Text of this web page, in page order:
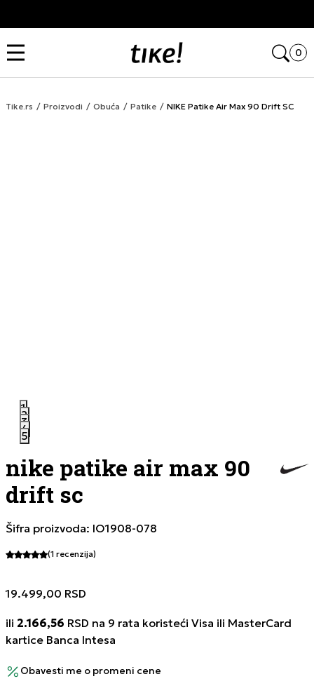
0
Tike.rs Proizvodi Obuća Patike NIKE Patike Air Max 90 Drift SC
1
2
3
4
5
nike patike air max 90
drift sc
Šifra proizvoda: IO1908-078
(1 recenzija)
19.499,00 RSD
ili 2.166,56 RSD na 9 rata koristeći Visa ili MasterCard
kartice Banca Intesa
Obavesti me o promeni cene